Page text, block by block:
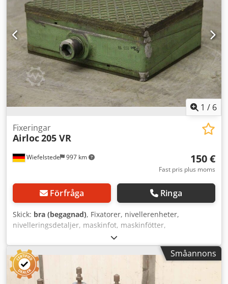
1 / 6
Wiefelstede 997 km
Fixeringar
Airloc205 VR
150 €
Fast pris plus moms
Förfråga Ringa
Skick: bra (begagnad), Fixatorer, nivellerenheter,
nivelleringsdetaljer, maskinfot, maskinfötter,
nivelleringssko, maskinfundament, nivelleringssko, kilsko,
maskinstöd, nivelleringsfot -Fixatorer: för verktygsmaskiner
och anläggningar -Min. höjd: 75 mm -Max. höjd: 95 mm -
Pris: per styck Dkedpfx Ahefdd Avoksr -Antal: 4 stycken -
Mått: 230/180/H80 mm -Vikt: 12,3 kg/styck
Småannons